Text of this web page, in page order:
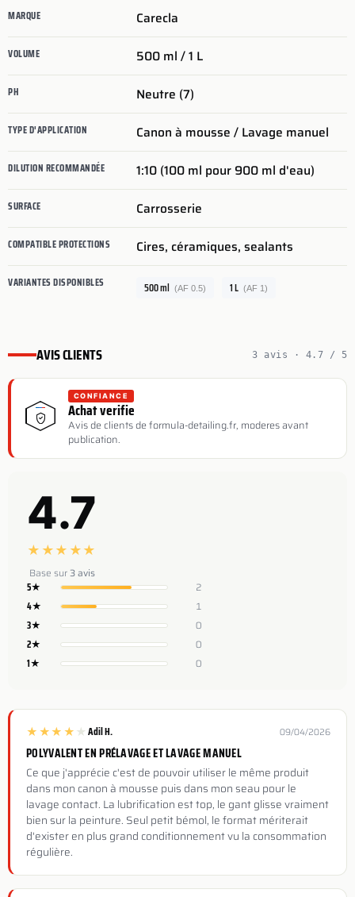
MARQUE Carecla
VOLUME 500 ml / 1 L
PH Neutre (7)
TYPE D'APPLICATION Canon à mousse / Lavage manuel
DILUTION RECOMMANDÉE 1:10 (100 ml pour 900 ml d'eau)
SURFACE Carrosserie
COMPATIBLE PROTECTIONS Cires, céramiques, sealants
VARIANTES DISPONIBLES 500 ml (AF 0.5) 1 L (AF 1)
AVIS CLIENTS 3 avis · 4.7 / 5
CONFIANCE
Achat verifie
Avis de clients de formula-detailing.fr, moderes avant
publication.
4.7
★ ★★ ★★
Base sur3 avis
5★
2
4★
1
3★
0
2★
0
1★
0
★★★★★Adil H. 09/04/2026
POLYVALENT EN PRÉLAVAGE ET LAVAGE MANUEL
Ce que j'apprécie c'est de pouvoir utiliser le même produit
dans mon canon à mousse puis dans mon seau pour le
lavage contact. La lubrification est top, le gant glisse vraiment
bien sur la peinture. Seul petit bémol, le format mériterait
d'exister en plus grand conditionnement vu la consommation
régulière.